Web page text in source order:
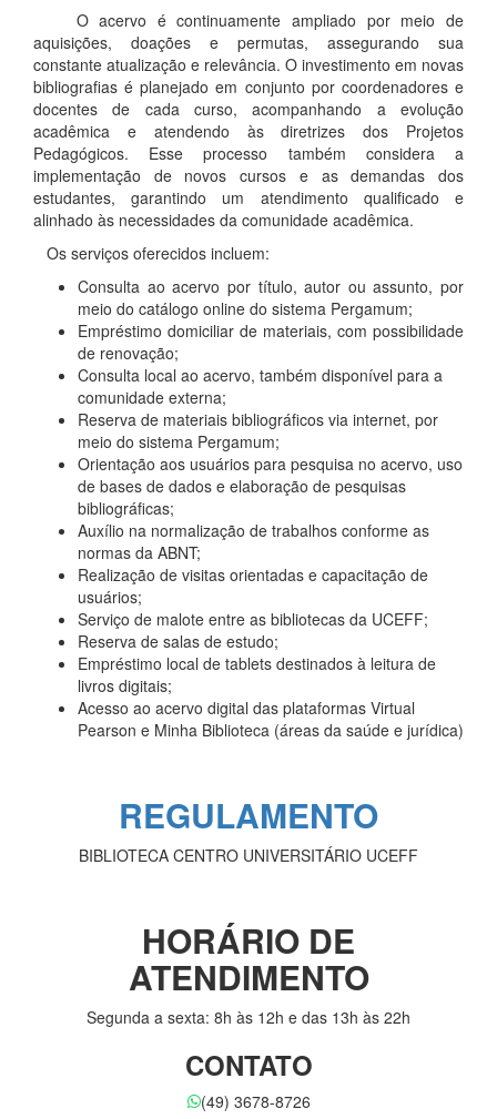
O acervo é continuamente ampliado por meio de
aquisições, doações e permutas, assegurando sua
constante atualização e relevância. O investimento em novas
bibliografias é planejado em conjunto por coordenadores e
docentes de cada curso, acompanhando a evolução
acadêmica e atendendo às diretrizes dos Projetos
Pedagógicos. Esse processo também considera a
implementação de novos cursos e as demandas dos
estudantes, garantindo um atendimento qualificado e
alinhado às necessidades da comunidade acadêmica.
Os serviços oferecidos incluem:
Consulta ao acervo por título, autor ou assunto, por
meio do catálogo online do sistema Pergamum;
Empréstimo domiciliar de materiais, com possibilidade
de renovação;
Consulta local ao acervo, também disponível para a
comunidade externa;
Reserva de materiais bibliográficos via internet, por
meio do sistema Pergamum;
Orientação aos usuários para pesquisa no acervo, uso
de bases de dados e elaboração de pesquisas
bibliográficas;
Auxílio na normalização de trabalhos conforme as
normas da ABNT;
Realização de visitas orientadas e capacitação de
usuários;
Serviço de malote entre as bibliotecas da UCEFF;
Reserva de salas de estudo;
Empréstimo local de tablets destinados à leitura de
livros digitais;
Acesso ao acervo digital das plataformas Virtual
Pearson e Minha Biblioteca (áreas da saúde e jurídica)
REGULAMENTO
BIBLIOTECA CENTRO UNIVERSITÁRIO UCEFF
HORÁRIO DE
ATENDIMENTO
Segunda a sexta: 8h às 12h e das 13h às 22h
CONTATO
(49) 3678-8726